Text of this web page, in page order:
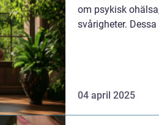
om psykisk
svårigheter.
04 april 2025